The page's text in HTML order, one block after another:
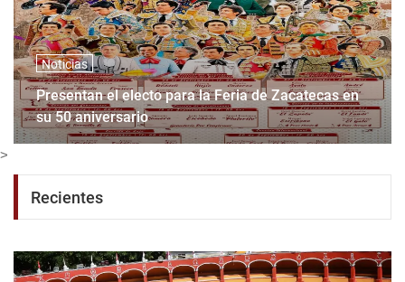
Noticias
Presentan el electo para la Feria de Zacatecas en
su 50 aniversario
>
Recientes